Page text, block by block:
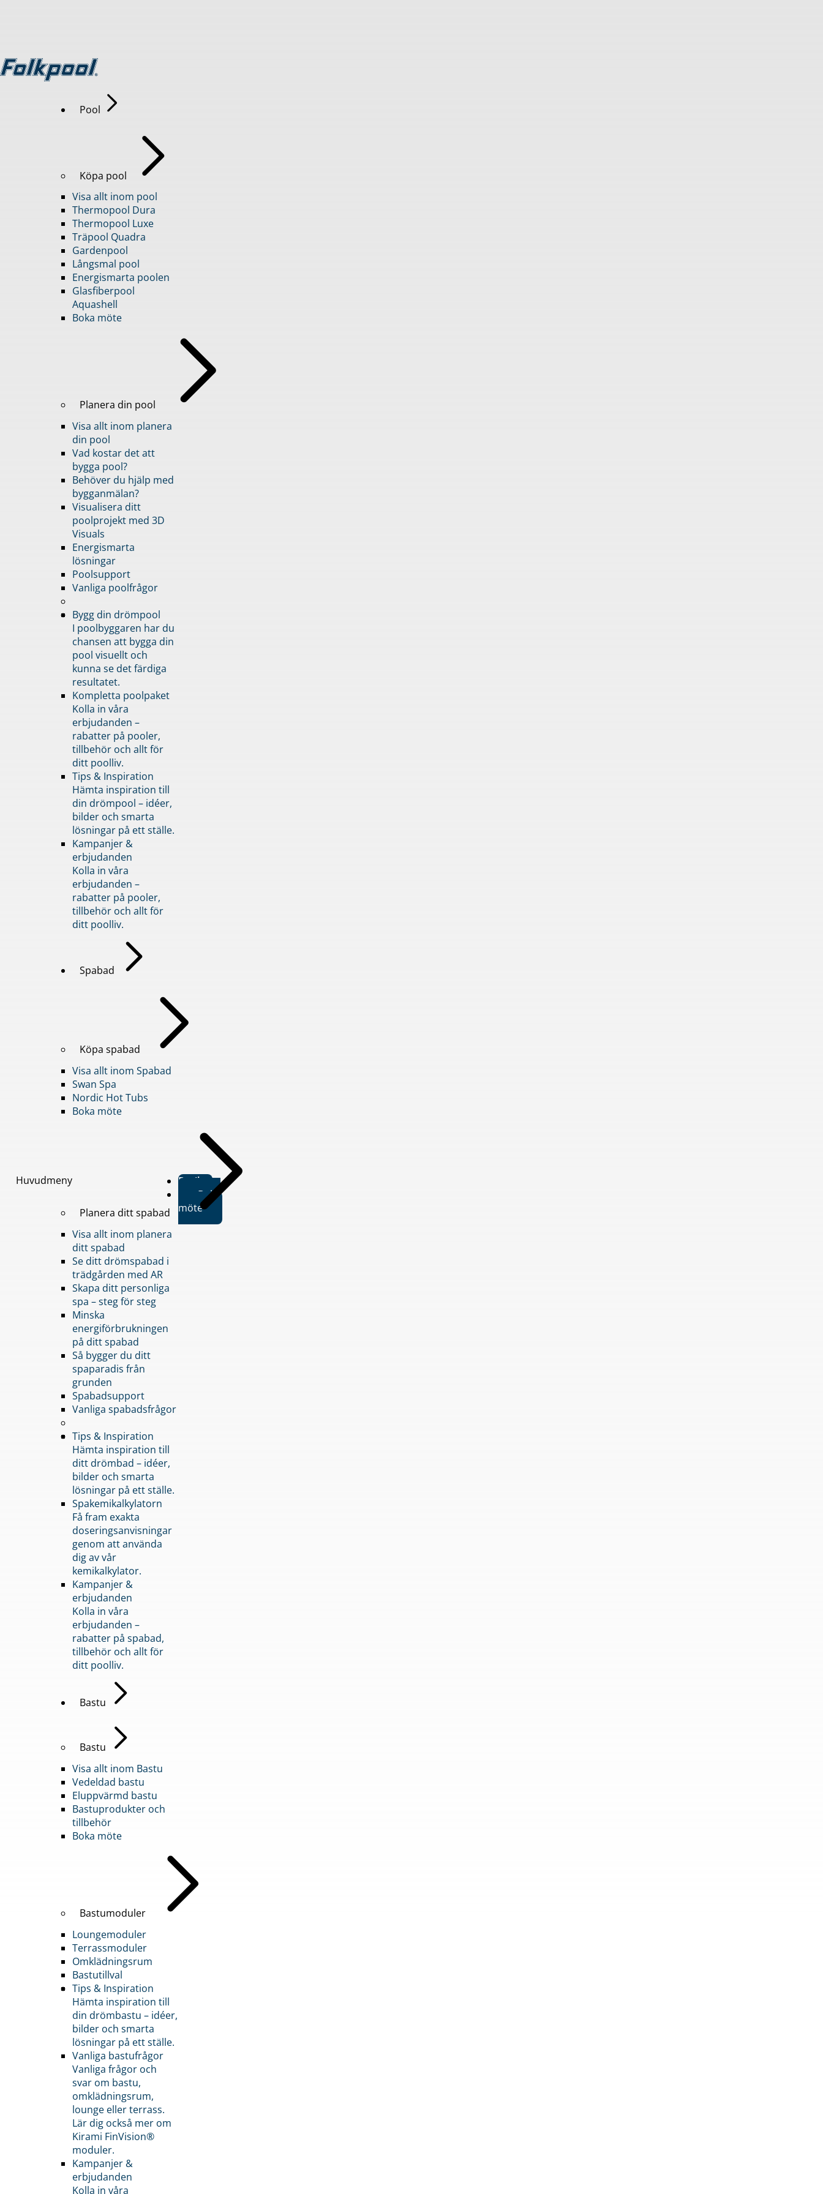
Huvudmeny
Pool
Köpa pool
Visa allt inom pool
Thermopool Dura
Thermopool Luxe
Träpool Quadra
Gardenpool
Långsmal pool
Energismarta poolen
Glasfiberpool
Aquashell
Boka möte
Planera din pool
Visa allt inom planera
din pool
Vad kostar det att
bygga pool?
Behöver du hjälp med
bygganmälan?
Visualisera ditt
poolprojekt med 3D
Visuals
Energismarta
lösningar
Poolsupport
Vanliga poolfrågor
Bygg din drömpool
I poolbyggaren har du
chansen att bygga din
pool visuellt och
kunna se det färdiga
resultatet.
Kompletta poolpaket
Kolla in våra
erbjudanden –
rabatter på pooler,
tillbehör och allt för
ditt poolliv.
Tips & Inspiration
Hämta inspiration till
din drömpool – idéer,
bilder och smarta
lösningar på ett ställe.
Kampanjer &
erbjudanden
Kolla in våra
erbjudanden –
rabatter på pooler,
tillbehör och allt för
ditt poolliv.
Spabad
Köpa spabad
Visa allt inom Spabad
Swan Spa
Nordic Hot Tubs
Boka möte
Planera ditt spabad
Visa allt inom planera
ditt spabad
Se ditt drömspabad i
trädgården med AR
Skapa ditt personliga
spa – steg för steg
Minska
energiförbrukningen
på ditt spabad
Så bygger du ditt
spaparadis från
grunden
Spabadsupport
Vanliga spabadsfrågor
Tips & Inspiration
Hämta inspiration till
ditt drömbad – idéer,
bilder och smarta
lösningar på ett ställe.
Spakemikalkylatorn
Få fram exakta
doseringsanvisningar
genom att använda
dig av vår
kemikalkylator.
Kampanjer &
erbjudanden
Kolla in våra
erbjudanden –
rabatter på spabad,
tillbehör och allt för
ditt poolliv.
Bastu
Bastu
Visa allt inom Bastu
Vedeldad bastu
Eluppvärmd bastu
Bastuprodukter och
tillbehör
Boka möte
Bastumoduler
Loungemoduler
Terrassmoduler
Omklädningsrum
Bastutillval
Tips & Inspiration
Hämta inspiration till
din drömbastu – idéer,
bilder och smarta
lösningar på ett ställe.
Vanliga bastufrågor
Vanliga frågor och
svar om bastu,
omklädningsrum,
lounge eller terrass.
Lär dig också mer om
Kirami FinVision®
moduler.
Kampanjer &
erbjudanden
Kolla in våra
Butiker
Boka
möte